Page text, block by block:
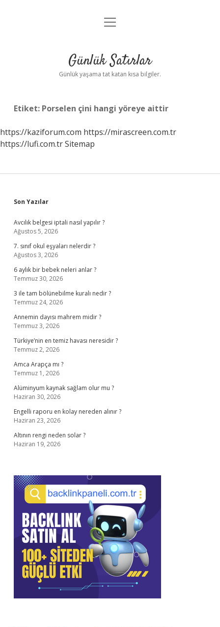
Anasayfa
Yasal Uyarı
menüyü
Günlük Satırlar
Günlük yaşama tat katan kısa bilgiler.
Etiket: Porselen çini hangi yöreye aittir
https://kaziforum.com https://mirascreen.com.tr
https://lufi.com.trSitemap
Sidebar
Son Yazılar
Avcılık belgesi iptali nasıl yapılır ?
Ağustos 5, 2026
7. sınıf okul eşyaları nelerdir ?
Ağustos 3, 2026
6 aylık bir bebek neleri anlar ?
Temmuz 30, 2026
3 ile tam bölünebilme kuralı nedir ?
Temmuz 24, 2026
Annemin dayısı mahrem midir ?
Temmuz 3, 2026
Türkiye’nin en temiz havası neresidir ?
Temmuz 2, 2026
Amca Arapça mı ?
Temmuz 1, 2026
Alüminyum kaynak sağlam olur mu ?
Haziran 30, 2026
Engelli raporu en kolay nereden alınır ?
Haziran 23, 2026
Altının rengi neden solar ?
Haziran 19, 2026